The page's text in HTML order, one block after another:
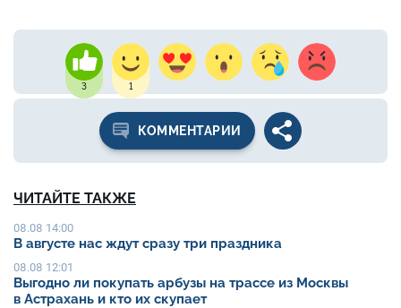
3 1
КОММЕНТАРИИ
ЧИТАЙТЕ ТАКЖЕ
08.08 14:00
В августе нас ждут сразу три праздника
08.08 12:01
Выгодно ли покупать арбузы на трассе из Москвы
в Астрахань и кто их скупает